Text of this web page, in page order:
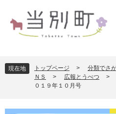
でば
文
現在地 トップページ > 分類でさ
ＮＳ
> 広報とうべつ >
０１９年１０月号